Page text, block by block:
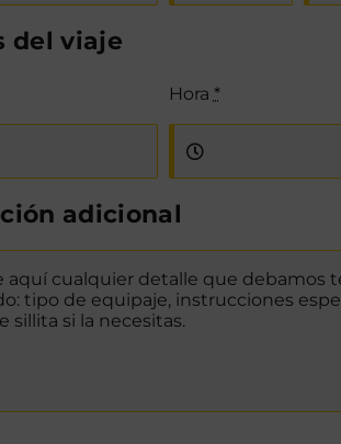
del viaje
Hora *
adicional